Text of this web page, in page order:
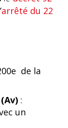
arrêté du 22
de la
:
un